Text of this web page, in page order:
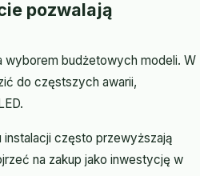
pozwalają
wyborem budżetowych modeli. W
do częstszych awarii,
często przewyższają
na zakup jako inwestycję w